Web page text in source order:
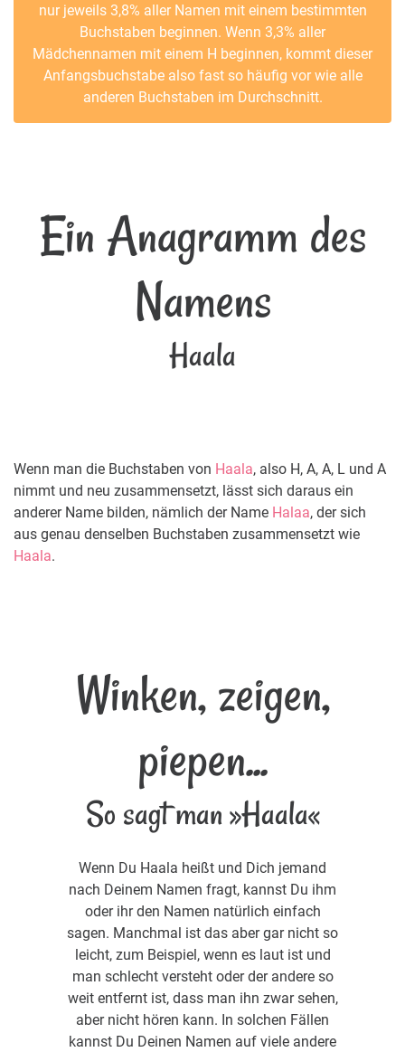
nur jeweils 3,8% aller Namen mit einem bestimmten
Buchstaben beginnen. Wenn 3,3% aller
Mädchennamen mit einem H beginnen, kommt dieser
Anfangsbuchstabe also fast so häufig vor wie alle
anderen Buchstaben im Durchschnitt.
Ein Anagramm des
Namens
Haala
Wenn man die Buchstaben von Haala, also H, A, A, L und A
nimmt und neu zusammensetzt, lässt sich daraus ein
anderer Name bilden, nämlich der Name Halaa, der sich
aus genau denselben Buchstaben zusammensetzt wie
Haala.
Winken, zeigen,
piepen...
So sagt man »Haala«
Wenn Du Haala heißt und Dich jemand
nach Deinem Namen fragt, kannst Du ihm
oder ihr den Namen natürlich einfach
sagen. Manchmal ist das aber gar nicht so
leicht, zum Beispiel, wenn es laut ist und
man schlecht versteht oder der andere so
weit entfernt ist, dass man ihn zwar sehen,
aber nicht hören kann. In solchen Fällen
kannst Du Deinen Namen auf viele andere